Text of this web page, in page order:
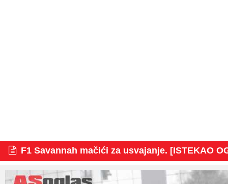
F1 Savannah mačići za usvajanje. [ISTEKAO